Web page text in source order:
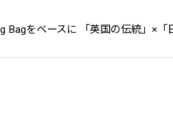
Bagをベースに 「英国の伝統」×